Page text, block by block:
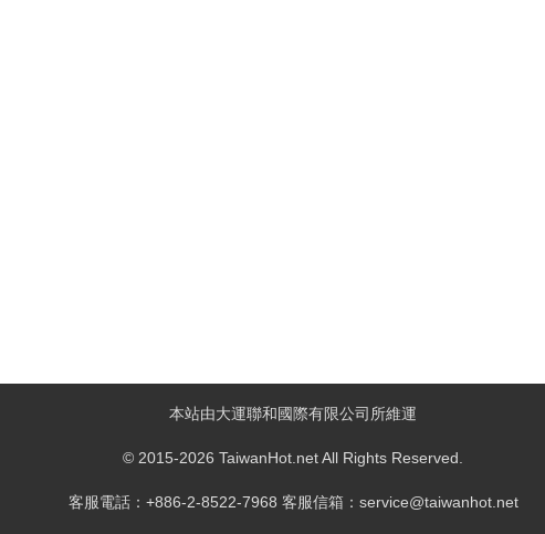
本站由大運聯和國際有限公司所維運
© 2015-2026 TaiwanHot.net All Rights Reserved.
客服電話：+886-2-8522-7968 客服信箱：service@taiwanhot.net